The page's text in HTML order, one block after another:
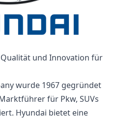
und Innovation für
wurde 1967 gegründet
für Pkw, SUVs
Hyundai bietet eine